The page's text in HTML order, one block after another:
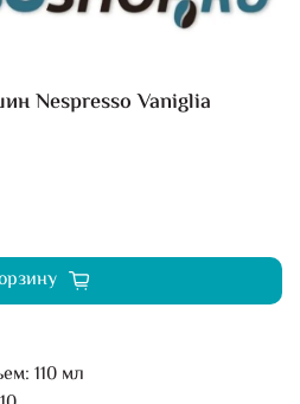
Nespresso Vaniglia
110 мл